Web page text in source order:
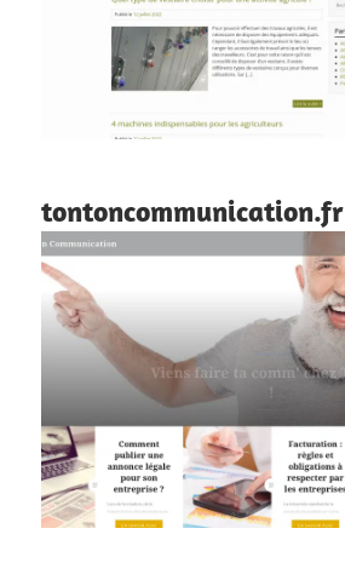
tontoncommunication.fr